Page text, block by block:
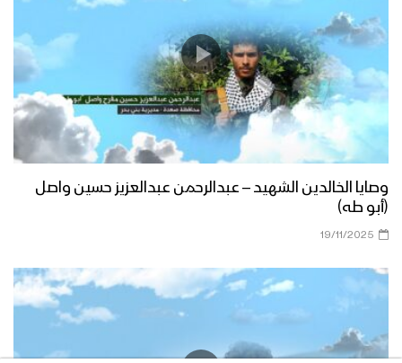
وصايا الخالدين الشهيد – عبدالرحمن عبدالعزيز حسين واصل
(أبو طه)
19/11/2025